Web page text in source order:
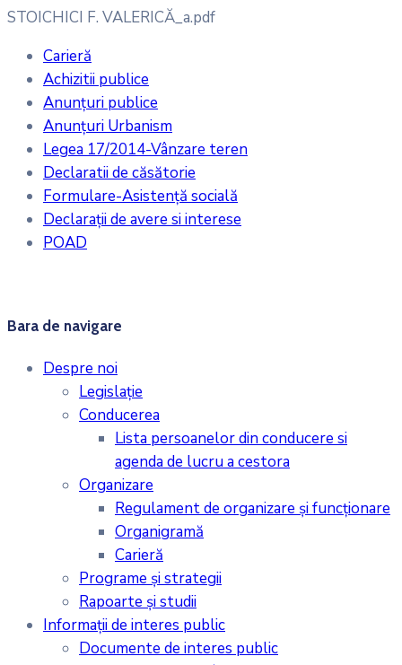
STOICHICI F. VALERICĂ_a.pdf
Carieră
Achizitii publice
Anunțuri publice
Anunțuri Urbanism
Legea 17/2014-Vânzare teren
Declaratii de căsătorie
Formulare-Asistență socială
Declarații de avere si interese
POAD
Bara de navigare
Despre noi
Legislaţie
Conducerea
Lista persoanelor din conducere si
agenda de lucru a cestora
Organizare
Regulament de organizare și funcționare
Organigramă
Carieră
Programe și strategii
Rapoarte și studii
Informații de interes public
Documente de interes public